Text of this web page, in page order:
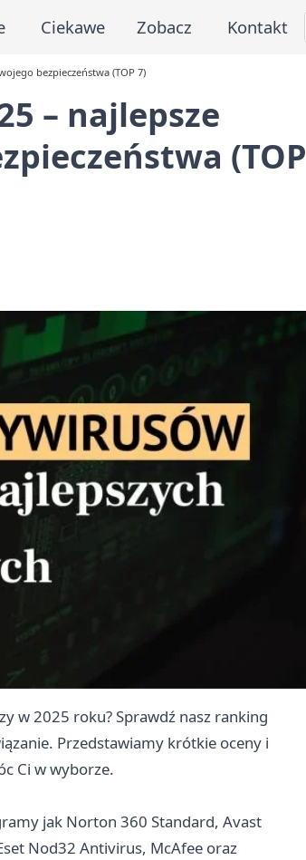
Ciekawe Zobacz Kontakt
bezpieczeństwa (TOP 7)
– najlepsze
(TOP
w 2025 roku? Sprawdź nasz ranking
Przedstawiamy krótkie oceny i
Ci w wyborze.
jak Norton 360 Standard, Avast
Nod32 Antivirus, McAfee oraz